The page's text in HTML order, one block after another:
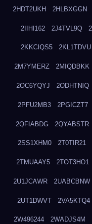
2HDT2UKH 2HLBXGGN
2IIHI162 2J4TVL9Q
2KKCIQS5 2KL1TDVU
2M7YMERZ 2MIQDBKK
2OC6YQYJ 2ODHTNIQ
2PFU2MB3 2PGICZT7
2QFIABDG 2QYABSTR
2SS1XHM0 2T0TIR21
2TMUAAY5 2TOT3HO1
2U1JCAWR 2UABCBNW
2UT1DWVT 2VA5KTQ4
2W496244 2WADJS4M